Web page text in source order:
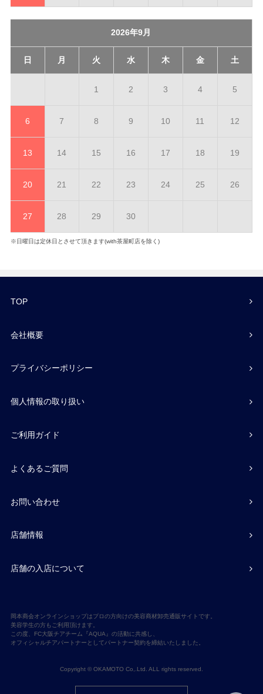
2026年9月
日 月 火 水 木 金 土
1 2 3 4 5
6 7 8 9 10 11 12
13 14 15 16 17 18 19
20 21 22 23 24 25 26
27 28 29 30
※日曜日は定休日とさせて頂きます(with茶屋町店を除く)
TOP
会社概要
プライバシーポリシー
個人情報の取り扱い
ご利用ガイド
よくあるご質問
お問い合わせ
店舗情報
店舗の入店について
岡本商会オンラインショップはプロの方向けの美容商材卸売通販サイトです。
美容学生の方もご利用頂けます。
この度、FC大阪チアチーム『AQUA』の活動に共感し、
オフィシャルチアパートナーとしてパートナー契約を締結いたしました。
Copyright © OKAMOTO Co,.Ltd. ALL rights reserved.